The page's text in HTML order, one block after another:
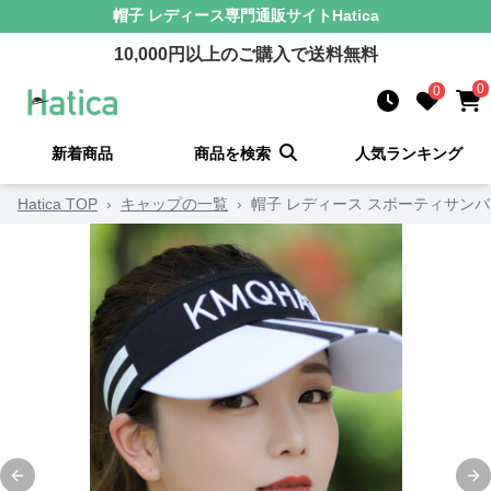
帽子 レディース専門通販サイト Hatica
10,000円以上のご購入で送料無料
0 0
新着商品 商品を検索 人気ランキング
Hatica TOP › キャップの一覧 › 帽子 レディース スポーティサン
Previous slide